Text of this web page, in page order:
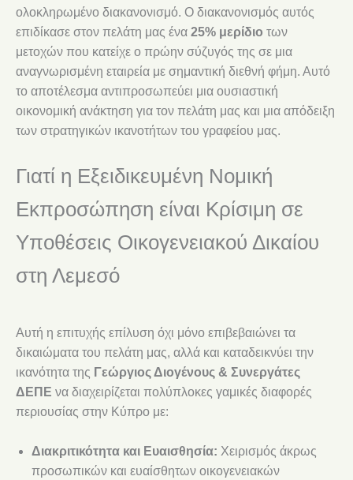
ολοκληρωμένο διακανονισμό. Ο διακανονισμός αυτός
επιδίκασε στον πελάτη μας ένα 25% μερίδιο των
μετοχών που κατείχε ο πρώην σύζυγός της σε μια
αναγνωρισμένη εταιρεία με σημαντική διεθνή φήμη. Αυτό
το αποτέλεσμα αντιπροσωπεύει μια ουσιαστική
οικονομική ανάκτηση για τον πελάτη μας και μια απόδειξη
των στρατηγικών ικανοτήτων του γραφείου μας.
Γιατί η Εξειδικευμένη Νομική
Εκπροσώπηση είναι Κρίσιμη σε
Υποθέσεις Οικογενειακού Δικαίου
στη Λεμεσό
Αυτή η επιτυχής επίλυση όχι μόνο επιβεβαιώνει τα
δικαιώματα του πελάτη μας, αλλά και καταδεικνύει την
ικανότητα της Γεώργιος Διογένους & Συνεργάτες
ΔΕΠΕ να διαχειρίζεται πολύπλοκες γαμικές διαφορές
περιουσίας στην Κύπρο με:
Διακριτικότητα και Ευαισθησία: Χειρισμός άκρως
προσωπικών και ευαίσθητων οικογενειακών